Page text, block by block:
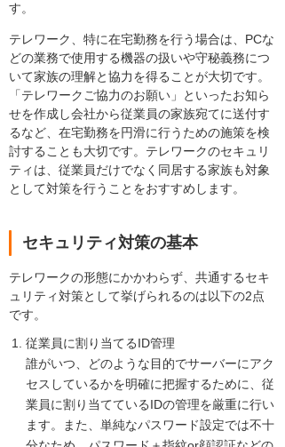
す。
テレワーク、特に在宅勤務を行う場合は、PCな
どの業務で使用する機器の扱いや守秘義務につ
いて家族の理解と協力を得ることが大切です。
「テレワークご協力のお願い」といったお知ら
せを作成し会社から従業員の家族宛てに送付す
るなど、在宅勤務を円滑に行うための施策を検
討することも大切です。テレワークのセキュリ
ティは、従業員だけでなく同居する家族も対象
として対策を行うことをおすすめします。
セキュリティ対策の基本
テレワークの形態にかかわらず、共通するセキ
ュリティ対策として挙げられるのは以下の2点
です。
従業員に割り当てるID管理
誰がいつ、どのような目的でサーバーにアク
セスしているかを明確に把握するために、従
業員に割り当てているIDの管理を厳重に行い
ます。また、単純なパスワード設定では不十